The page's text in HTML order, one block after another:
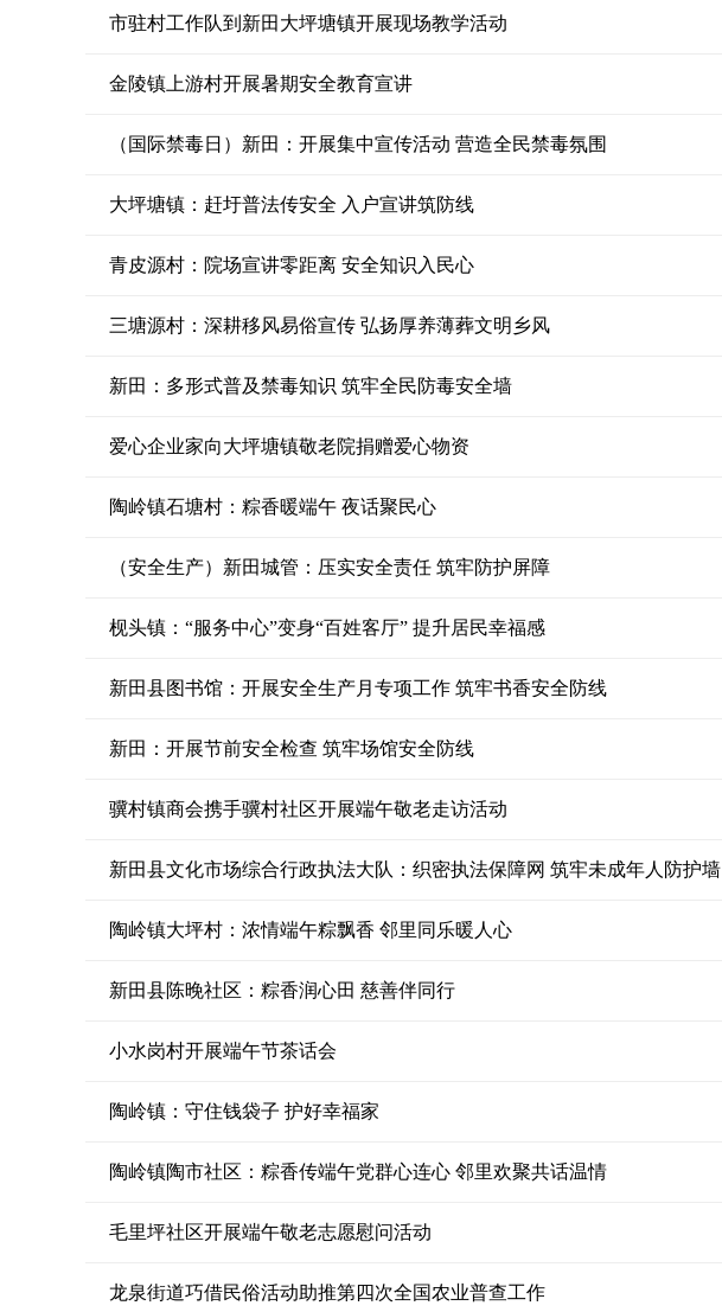
市驻村工作队到新田大坪塘镇开展现场教学活动
金陵镇上游村开展暑期安全教育宣讲
（国际禁毒日）新田：开展集中宣传活动 营造全民禁毒氛围
大坪塘镇：赶圩普法传安全 入户宣讲筑防线
青皮源村：院场宣讲零距离 安全知识入民心
三塘源村：深耕移风易俗宣传 弘扬厚养薄葬文明乡风
新田：多形式普及禁毒知识 筑牢全民防毒安全墙
爱心企业家向大坪塘镇敬老院捐赠爱心物资
陶岭镇石塘村：粽香暖端午 夜话聚民心
（安全生产）新田城管：压实安全责任 筑牢防护屏障
枧头镇：“服务中心”变身“百姓客厅” 提升居民幸福感
新田县图书馆：开展安全生产月专项工作 筑牢书香安全防线
新田：开展节前安全检查 筑牢场馆安全防线
骥村镇商会携手骥村社区开展端午敬老走访活动
新田县文化市场综合行政执法大队：织密执法保障网 筑牢未成年人防护墙
陶岭镇大坪村：浓情端午粽飘香 邻里同乐暖人心
新田县陈晚社区：粽香润心田 慈善伴同行
小水岗村开展端午节茶话会
陶岭镇：守住钱袋子 护好幸福家
陶岭镇陶市社区：粽香传端午党群心连心 邻里欢聚共话温情
毛里坪社区开展端午敬老志愿慰问活动
龙泉街道巧借民俗活动助推第四次全国农业普查工作